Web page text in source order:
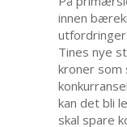
innen
utfordringer.
Tines nye
kroner som
kan det bli
skal spare